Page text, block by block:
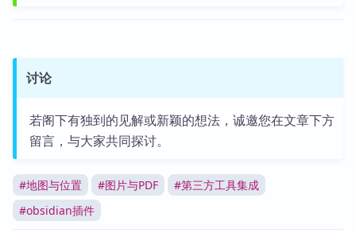
讨论
若阁下有独到的见解或新颖的想法，诚邀您在文章下方
留言，与大家共同探讨。
#地图与位置 #图片与PDF #第三方工具集成
#obsidian插件